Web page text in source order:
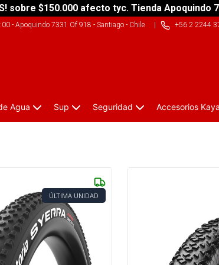
sobre $150.000 afecto tyc. Tienda Apoquindo
- Apoquindo 7331 Of 918 - Santiago - Chile| +56 2 2244
Agua Sup Seguridad Accesorios
ÚLTIMA UNIDAD